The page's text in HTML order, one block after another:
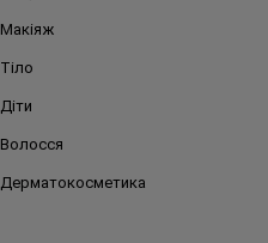
Макіяж
Тіло
Діти
Волосся
Дерматокосметика